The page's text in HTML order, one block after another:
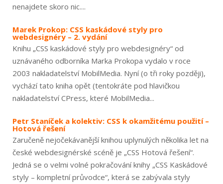
nenajdete skoro nic....
Marek Prokop: CSS kaskádové styly pro
webdesignéry – 2. vydání
Knihu „CSS kaskádové styly pro webdesignéry“ od
uznávaného odborníka Marka Prokopa vydalo v roce
2003 nakladatelství MobilMedia. Nyní (o tři roky později),
vychází tato kniha opět (tentokráte pod hlavičkou
nakladatelství CPress, které MobilMedia...
Petr Staníček a kolektiv: CSS k okamžitému použití –
Hotová řešení
Zaručeně nejočekávanější knihou uplynulých několika let na
české webdesignérské scéně je „CSS Hotová řešení“.
Jedná se o velmi volné pokračování knihy „CSS Kaskádové
styly – kompletní průvodce“, která se zabývala styly